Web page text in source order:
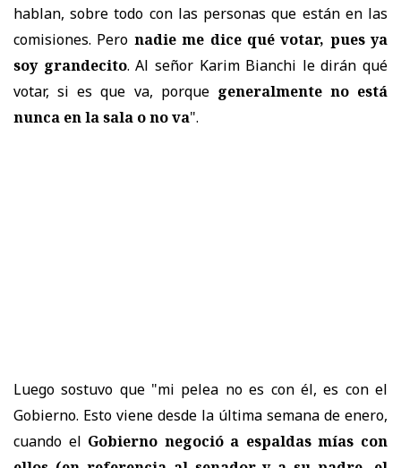
hablan, sobre todo con las personas que están en las
comisiones. Pero nadie me dice qué votar, pues ya
soy grandecito. Al señor Karim Bianchi le dirán qué
votar, si es que va, porque generalmente no está
nunca en la sala o no va".
Luego sostuvo que "mi pelea no es con él, es con el
Gobierno. Esto viene desde la última semana de enero,
cuando el Gobierno negoció a espaldas mías con